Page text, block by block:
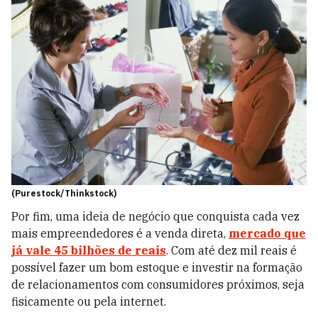
(Purestock/Thinkstock)
Por fim, uma ideia de negócio que conquista cada vez
mais empreendedores é a venda direta, mercado que
já vale 45 bilhões de reais. Com até dez mil reais é
possível fazer um bom estoque e investir na formação
de relacionamentos com consumidores próximos, seja
fisicamente ou pela internet.